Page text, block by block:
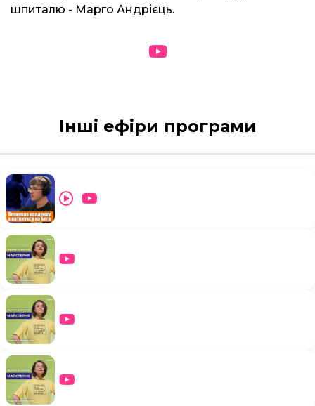
шпиталю - Марго Андрієць.
Інші ефіри програми